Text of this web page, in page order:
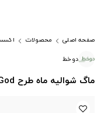
صفحه اصلی محصولات
دوخط
ماگ شوالیه ماه طرح Moon God